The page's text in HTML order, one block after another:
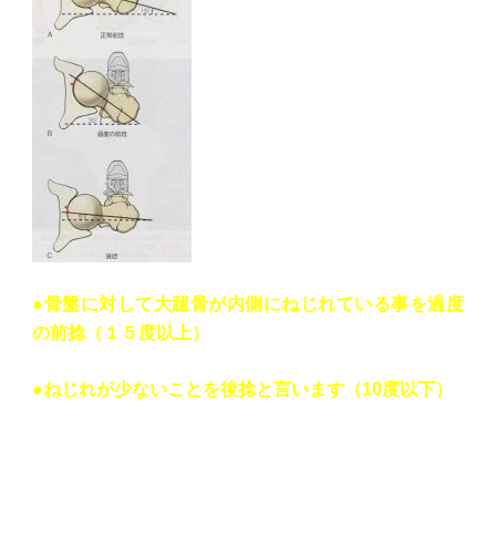
●骨盤に対して大腿骨が内側にねじれている事を過度
の前捻（１５度以上）
●ねじれが少ないことを後捻と言います（10度以下）